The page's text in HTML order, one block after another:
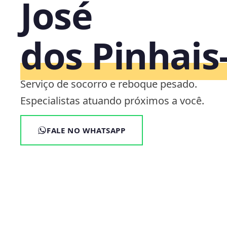
José
dos
Serviço de socorro e reboque pesado.
Especialistas atuando próximos a você.
FALE NO WHATSAPP